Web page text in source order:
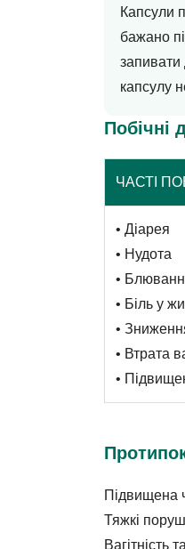
Капсули
бажано
запивати
капсулу
Побічні
ЧАСТІ
• Діарея
• Нудота
•
• Біль у
•
• Втрата
•
Підвищена
Тяжкі
Вагітність